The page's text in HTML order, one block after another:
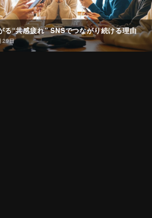
る“共感疲れ” SNSでつながり続ける理由
29日